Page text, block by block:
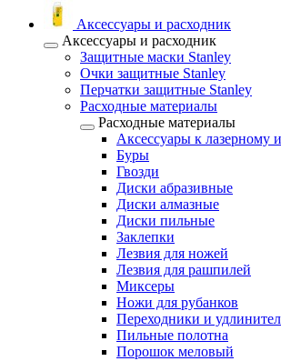
Аксессуары и расходник
Аксессуары и расходник
Защитные маски Stanley
Очки защитные Stanley
Перчатки защитные Stanley
Расходные материалы
Расходные материалы
Аксессуары к лазерному
Буры
Гвозди
Диски абразивные
Диски алмазные
Диски пильные
Заклепки
Лезвия для ножей
Лезвия для рашпилей
Миксеры
Ножи для рубанков
Переходники и
Пильные полотна
Порошок меловый